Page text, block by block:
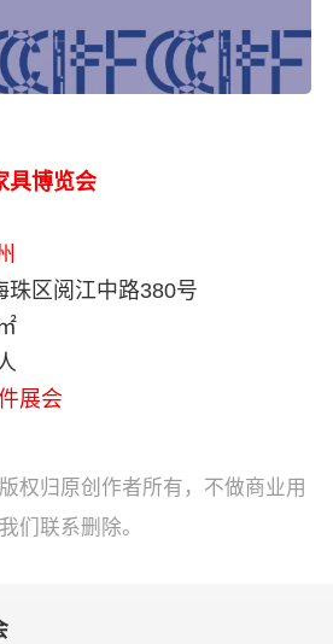
具博览会
珠区阅江中路380号
展会
权归原创作者所有，不做商业用
们联系删除。